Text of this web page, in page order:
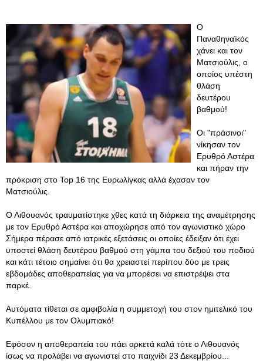
Ο
Παναθηναϊκός
χάνει και τον
Ματσιούλις, ο
οποίος υπέστη
θλάση
δευτέρου
βαθμού!
Οι "πράσινοι"
νίκησαν τον
Ερυθρό Αστέρα
και πήραν την
πρόκριση στο Top 16 της Ευρωλίγκας αλλά έχασαν τον
Ματσιούλις.
Ο Λιθουανός τραυματίστηκε χθες κατά τη διάρκεια της αναμέτρησης
με τον Ερυθρό Αστέρα και αποχώρησε από τον αγωνιστικό χώρο
Σήμερα πέρασε από ιατρικές εξετάσεις οι οποίες έδειξαν ότι έχει
υποστεί θλάση δευτέρου βαθμού στη γάμπα του δεξιού του ποδιού
και κάτι τέτοιο σημαίνει ότι θα χρειαστεί περίπου δύο με τρεις
εβδομάδες αποθεραπείας για να μπορέσει να επιστρέψει στα
παρκέ.
Αυτόματα τίθεται σε αμφιβολία η συμμετοχή του στον ημιτελικό του
Κυπέλλου με τον Ολυμπιακό!
Εφόσον η αποθεραπεία του πάει αρκετά καλά τότε ο Λιθουανός
ίσως να προλάβει να αγωνιστεί στο παιχνίδι 23 Δεκεμβρίου...